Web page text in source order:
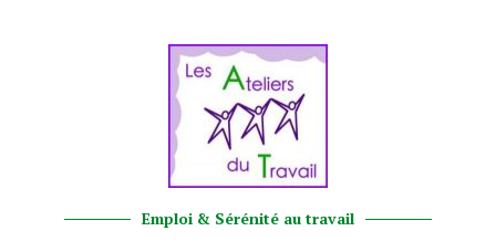
Emploi & Sérénité au travail